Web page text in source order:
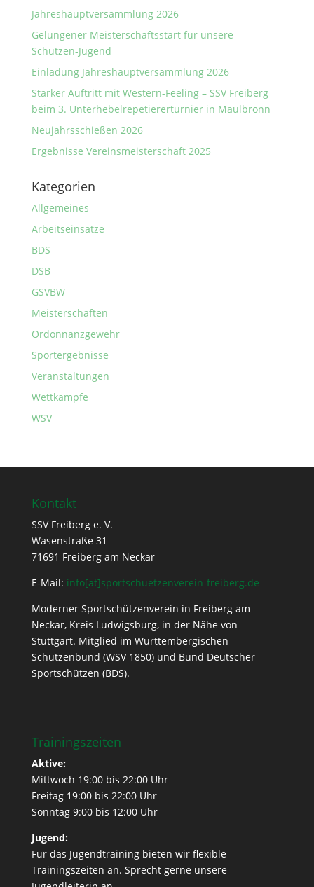
Jahreshauptversammlung 2026
Gelungener Meisterschaftsstart für unsere
Schützen-Jugend
Einladung Jahreshauptversammlung 2026
Starker Auftritt mit Western-Feeling – SSV Freiberg
beim 3. Unterhebelrepetiererturnier in Maulbronn
Neujahrsschießen 2026
Ergebnisse Vereinsmeisterschaft 2025
Kategorien
Allgemeines
Arbeitseinsätze
BDS
DSB
GSVBW
Meisterschaften
Ordonnanzgewehr
Sportergebnisse
Veranstaltungen
Wettkämpfe
WSV
Kontakt
SSV Freiberg e. V.
Wasenstraße 31
71691 Freiberg am Neckar
E-Mail: info[at]sportschuetzenverein-freiberg.de
Moderner Sportschützenverein in Freiberg am
Neckar, Kreis Ludwigsburg, in der Nähe von
Stuttgart. Mitglied im Württembergischen
Schützenbund (WSV 1850) und Bund Deutscher
Sportschützen (BDS).
Trainingszeiten
Aktive:
Mittwoch 19:00 bis 22:00 Uhr
Freitag 19:00 bis 22:00 Uhr
Sonntag 9:00 bis 12:00 Uhr
Jugend:
Für das Jugendtraining bieten wir flexible
Trainingszeiten an. Sprecht gerne unsere